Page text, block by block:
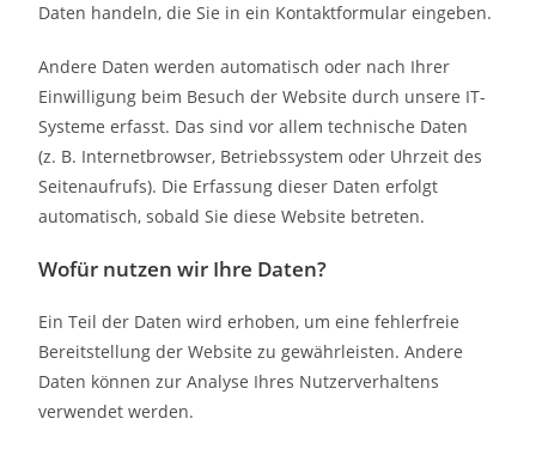
Daten handeln, die Sie in ein Kontaktformular eingeben.
Andere Daten werden automatisch oder nach Ihrer
Einwilligung beim Besuch der Website durch unsere IT-
Systeme erfasst. Das sind vor allem technische Daten
(z. B. Internetbrowser, Betriebssystem oder Uhrzeit des
Seitenaufrufs). Die Erfassung dieser Daten erfolgt
automatisch, sobald Sie diese Website betreten.
Wofür nutzen wir Ihre Daten?
Ein Teil der Daten wird erhoben, um eine fehlerfreie
Bereitstellung der Website zu gewährleisten. Andere
Daten können zur Analyse Ihres Nutzerverhaltens
verwendet werden.